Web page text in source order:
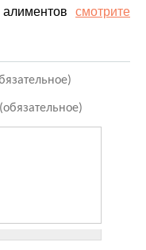
смотрите